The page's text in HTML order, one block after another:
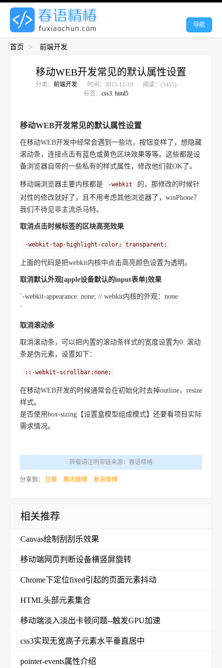
导航
首页 > 前端开发
移动WEB开发常见的默认属性设置
分类： 前端开发 时间：2015-12-19
阅读：(3455)
标签： css3, html5
移动WEB开发常见的默认属性设置
在移动WEB开发中经常会遇到一些坑，按钮变样了，想隐藏
滚动条，连接点击有蓝色或黄色区块效果等等。这些都是设
备浏览器自带的一些私有的样式属性，修改他们就OK了。
移动端浏览器主要内核都是 -webkit
的，那修改的时候针
对性的修改就好了，且不用考虑其他浏览器了，winPhone？
我们不待见非主流杀马特。
取消点击时候标签的区块高亮效果
-webkit-tap-highlight-color: transparent;
上面的代码是把webkit内核中点击高亮颜色设置为透明。
取消默认外观[apple设备默认的input表单]效果
`-webkit-appearance: none; // webkit内核的外观：none
`
取消滚动条
取消滚动条，可以把内置的滚动条样式的宽度设置为0. 滚动
条是伪元素，设置如下：
::-webkit-scrollbar:none;
在移动WEB开发的时候通常会在初始化时去掉outline，resize
样式。
是否使用box-sizing【设置盒模型组成模式】还要看项目实际
需求情况。
转载请注明带链来源：春语精椿
分享到： 豆瓣 腾讯微博 新浪微博
相关推荐
Canvas绘制刮刮乐效果
移动端网页判断设备横竖屏旋转
Chrome下定位fixed引起的页面元素抖动
HTML头部元素集合
移动端淡入淡出卡顿问题--触发GPU加速
css3实现无宽高子元素水平垂直居中
pointer-events属性介绍